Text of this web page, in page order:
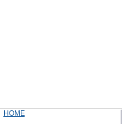
HOME